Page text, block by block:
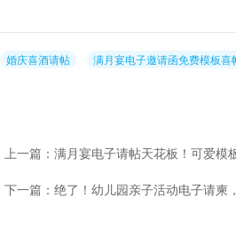
婚庆喜酒请帖 满月宴电子邀请函免费模板喜
下一篇：绝了！幼儿园亲子活动电子请柬